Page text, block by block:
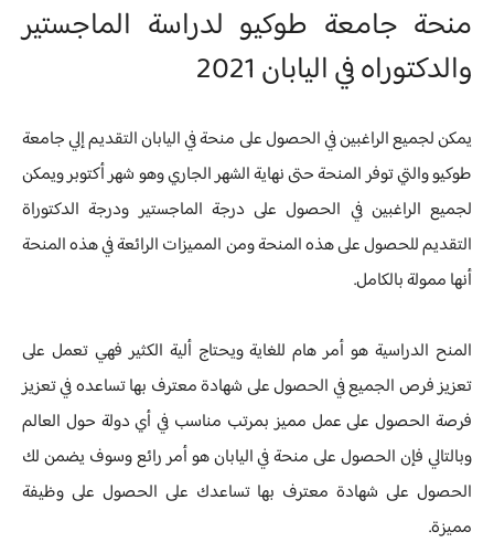
منحة جامعة طوكيو لدراسة الماجستير
والدكتوراه في اليابان 2021
يمكن لجميع الراغبين في الحصول على منحة في اليابان التقديم إلي جامعة
طوكيو والتي توفر المنحة حتى نهاية الشهر الجاري وهو شهر أكتوبر ويمكن
لجميع الراغبين في الحصول على درجة الماجستير ودرجة الدكتوراة
التقديم للحصول على هذه المنحة ومن المميزات الرائعة في هذه المنحة
أنها ممولة بالكامل.
المنح الدراسية هو أمر هام للغاية ويحتاج ألية الكثير فهي تعمل على
تعزيز فرص الجميع في الحصول على شهادة معترف بها تساعده في تعزيز
فرصة الحصول على عمل مميز بمرتب مناسب في أي دولة حول العالم
وبالتالي فإن الحصول على منحة في اليابان هو أمر رائع وسوف يضمن لك
الحصول على شهادة معترف بها تساعدك على الحصول على وظيفة
مميزة.